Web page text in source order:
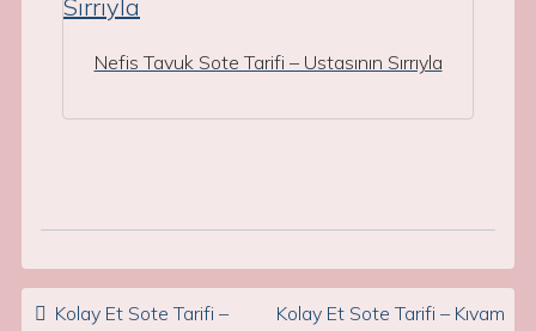
Nefis Tavuk Sote Tarifi – Ustasının Sırrıyla
Post navigation
Kolay Et Sote Tarifi –
Kolay Et Sote Tarifi – Kıvam